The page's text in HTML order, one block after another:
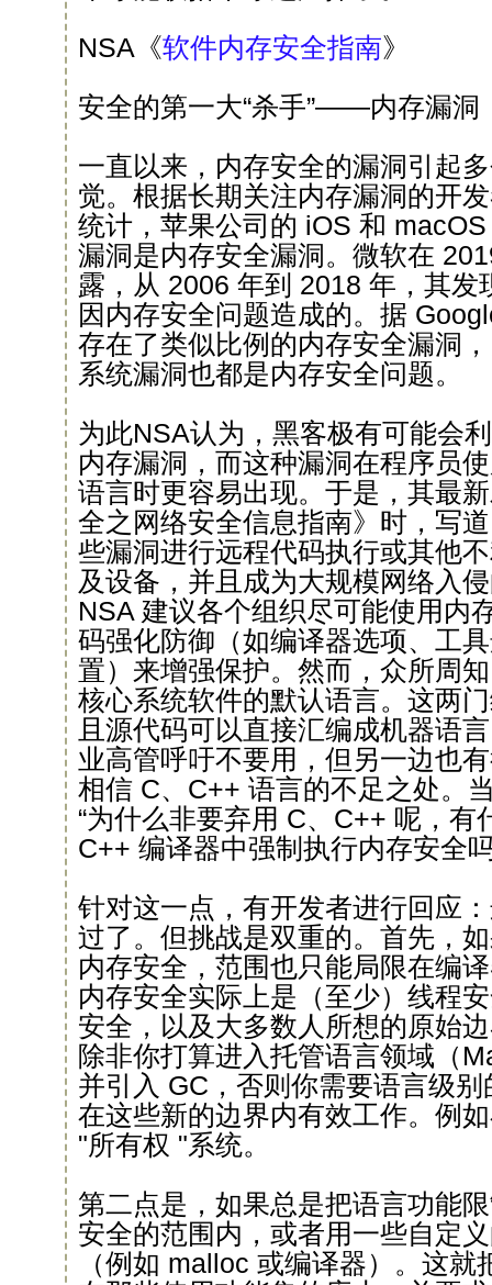
NSA《软件内存安全指南》
安全的第一大“杀手”——内存漏洞
一直以来，内存安全的漏洞引起
觉。根据长期关注内存漏洞的开
统计，苹果公司的 iOS 和
漏洞是内存安全漏洞。微软在
露，从 2006 年到 2018 年，其发
因内存安全问题造成的。据
存在了类似比例的内存安全漏洞
系统漏洞也都是内存安全问题。
为此NSA认为，黑客极有可能会
内存漏洞，而这种漏洞在程序员
语言时更容易出现。于是，其最
全之网络安全信息指南》时，写
些漏洞进行远程代码执行或其他
及设备，并且成为大规模网络入
NSA 建议各个组织尽可能使用内
码强化防御（如编译器选项、工
置）来增强保护。然而，众所周
核心系统软件的默认语言。这两
且源代码可以直接汇编成机器语
业高管呼吁不要用，但另一边也
相信 C、C++ 语言的不足之处。
“为什么非要弃用 C、C++ 呢，有
C++ 编译器中强制执行内存安全
针对这一点，有开发者进行回应
过了。但挑战是双重的。首先，
内存安全，范围也只能局限在编
内存安全实际上是（至少）线程
安全，以及大多数人所想的原始
除非你打算进入托管语言领域（
并引入 GC，否则你需要语言级
在这些新的边界内有效工作。例
"所有权 "系统。
第二点是，如果总是把语言功能
安全的范围内，或者用一些自定
（例如 malloc 或编译器）。这